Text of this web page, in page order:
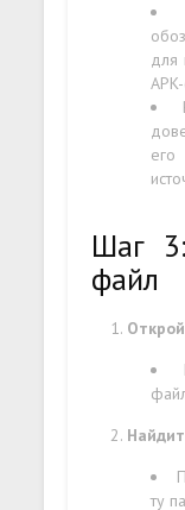
для
Шаг
файл
ту